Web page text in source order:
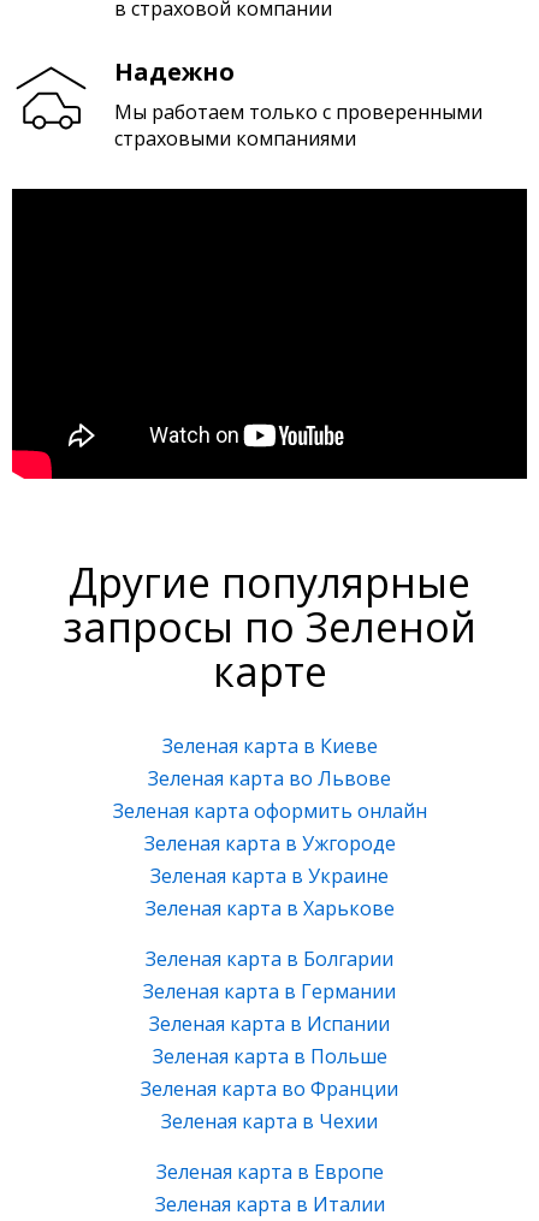
в страховой компании
Надежно
Мы работаем только с проверенными
страховыми компаниями
Другие популярные
запросы по Зеленой
карте
Зеленая карта в Киеве
Зеленая карта во Львове
Зеленая карта оформить онлайн
Зеленая карта в Ужгороде
Зеленая карта в Украине
Зеленая карта в Харькове
Зеленая карта в Болгарии
Зеленая карта в Германии
Зеленая карта в Испании
Зеленая карта в Польше
Зеленая карта во Франции
Зеленая карта в Чехии
Зеленая карта в Европе
Зеленая карта в Италии